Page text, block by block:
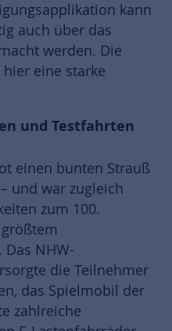
kann
auch über das
werden. Die
eine starke
und Testfahrten
einen bunten Strauß
und war zugleich
zum 100.
NHW-
die Teilnehmer
das Spielmobil der
zahlreiche